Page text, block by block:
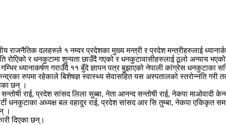
राजनैतिक दलहरुले १ नम्वर प्रदेशका मुख्य मन्त्री र प्रदेश मन्त्रीहरुलाई
र धनकुटामा शुन्यता छाउँदै गएको र धनकुटावासीहरुलाई ठूलो अन्याय
ध्यानाकर्षण गराउँदै ११ बुँदे ज्ञापन पत्र बुझाएको नेपाली कांग्रेस धनकुटाका
रुपमा रहेकाले बिशेषज्ञ स्वास्थ्य सेवासहित यस अस्पतालको स्तरोन्नति
छन् ।
राई, प्रदेश सांसद लिला सुब्बा, नेता आनन्द सन्तोषी राई, नेकपा माओवादी
धनकुटाका अध्यक्ष बल वहादुर राई, प्रदेश सांसद आर सि तुम्बा, नेकपा एकिकृत
।
दिएका छन्।